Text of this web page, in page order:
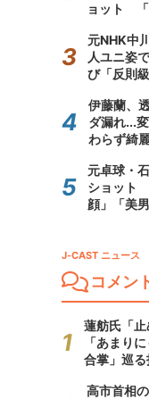
ョット 「
元NHK中
人ユニ姿
び「反則
伊藤蘭、
ダ漏れ...
わらず綺
元卓球・
ショット
顔」「美
J-CAST ニュース
コメン
蓮舫氏「止
「あまり
合掌」巡
高市首相